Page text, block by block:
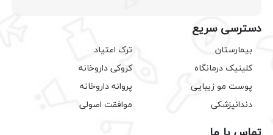
دسترسی سریع
بیمارستان
کلینیک درمانگاه
پوست مو زیبایی
دندانپزشکی
ترک اعتیاد
کروکی داروخانه
پروانه داروخانه
موافقت اصولی